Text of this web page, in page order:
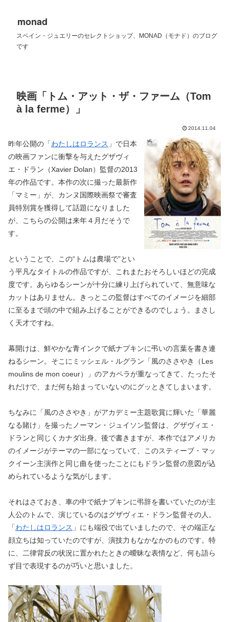
monad
スペイン・ジュエリーのセレクトショップ、MONAD（モナド）のブログ
です
映画「トム・アット・ザ・ファーム（Tom
à la ferme）」
2014.11.04
昨年公開の「わたしはロランス 」で日本
の映画ファンに衝撃を与えたグザヴィ
エ・ドラン（Xavier Dolan）監督の2013
年の作品です。本作の次に撮った最新作
「マミー」が、カンヌ国際映画祭で審査
員特別賞を獲得して話題になりました
が、こちらの公開は来年４月だそうで
す。
ということで、この“トムは農場で”とい
う平凡なタイトルの作品ですが、これまたおそろしいほどの完成
度です。あらゆるシーンが十分に練り上げられていて、無意味な
カットはありません。きっとこの監督はすべてのイメージを細部
に至るまで頭の中で組み上げることができるのでしょう。まさし
く天才ですね。
幕開けは、鮮やかな青インクで紙ナプキンに弔いの言葉を書き連
ねるシーン。そこにミッシェル・ルグラン「風のささやき（Les
moulins de mon coeur）」のアカペラが重なってきて、たったそ
れだけで、まだ何も始まっていないのにグッときてしまいます。
ちなみに「風のささやき」がアカデミー主題歌賞に輝いた「華麗
なる賭け」を撮ったノーマン・ジュイソン監督は、グザヴィエ・
ドランと同じくカナダ出身。後で書きますが、本作ではアメリカ
のイメージがテーマの一部になっていて、このスティーブ・マッ
クイーン主演作と同じ曲を使ったことにもドラン監督の意図が込
められているような気がします。
それはさておき、車の中で紙ナプキンに弔辞を書いていたのが主
人公のトムで、演じているのはグザヴィエ・ドラン監督その人。
「わたしはロランス 」にも端役で出ていましたので、その端正な
顔立ちは知っていたのですが、演技力もなかなかのものです。特
に、二律背反の状況に置かれたときの曖昧な表情など、何も語ら
ず目で表現するのが巧いと思いました。